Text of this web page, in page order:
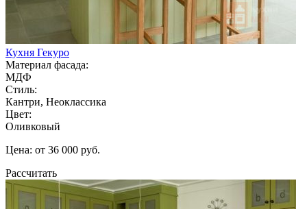
Кухня Гекуро
Материал фасада:
МДФ
Стиль:
Кантри, Неоклассика
Цвет:
Оливковый
Цена: от 36 000 руб.
Рассчитать